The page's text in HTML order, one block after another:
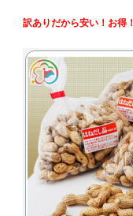
訳ありだから安い！お得！